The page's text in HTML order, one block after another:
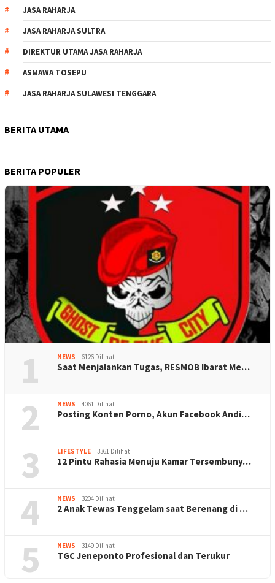
JASA RAHARJA
JASA RAHARJA SULTRA
DIREKTUR UTAMA JASA RAHARJA
ASMAWA TOSEPU
JASA RAHARJA SULAWESI TENGGARA
BERITA UTAMA
BERITA POPULER
1 NEWS 6126 Dilihat
Saat Menjalankan Tugas, RESMOB Ibarat Me…
2 NEWS 4061 Dilihat
Posting Konten Porno, Akun Facebook Andi…
3 LIFESTYLE 3361 Dilihat
12 Pintu Rahasia Menuju Kamar Tersembuny…
4 NEWS 3204 Dilihat
2 Anak Tewas Tenggelam saat Berenang di …
5 NEWS 3149 Dilihat
TGC Jeneponto Profesional dan Terukur